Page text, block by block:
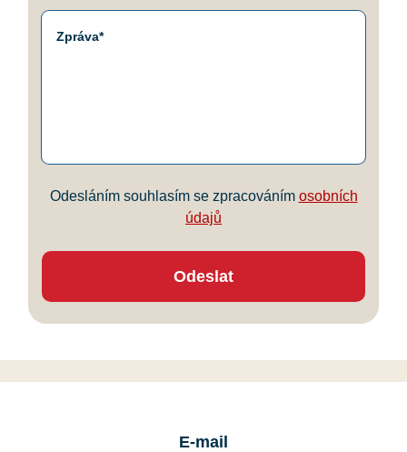
Odesláním souhlasím se zpracováním osobních
údajů
Odeslat
E-mail